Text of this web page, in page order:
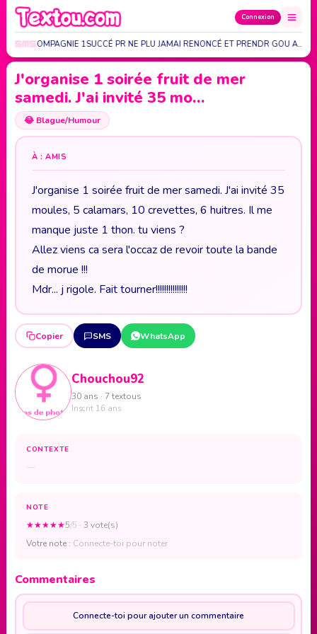
Connexion
COMPAGNIE 1SUCCÉ PR NE PLU JAMAI RENONCÉ ET PRENDR GOU A…
J'organise 1 soirée fruit de mer
samedi. J'ai invité 35 mo…
😂 Blague/Humour
À : AMIS
J'organise 1 soirée fruit de mer samedi. J'ai invité 35
moules, 5 calamars, 10 crevettes, 6 huitres. Il me
manque juste 1 thon. tu viens ?
Allez viens ca sera l'occaz de revoir toute la bande
de morue !!!
Mdr... j rigole. Fait tourner!!!!!!!!!!!!!!!
Copier SMS WhatsApp
Chouchou92
30 ans · 7 textous
Inscrit 16 ans
CONTEXTE
—
NOTE
★★★★★5/5 · 3 vote(s)
Votre note : Connecte-toi pour noter
Commentaires
Connecte-toi pour ajouter un commentaire